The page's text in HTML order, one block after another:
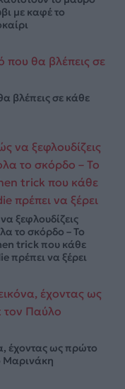
με καφέ το
βλέπεις σε κάθε
ξεφλουδίζεις
το σκόρδο – Το
trick που κάθε
πρέπει να ξέρει
έχοντας ως πρώτο
Μαρινάκη